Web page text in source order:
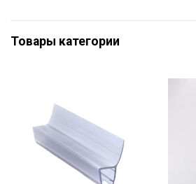
Товары категории